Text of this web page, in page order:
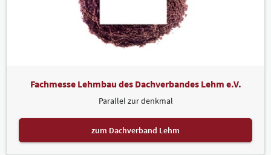
Fachmesse Lehmbau des Dachverbandes Lehm e.V.
Parallel zur denkmal
zum Dachverband Lehm